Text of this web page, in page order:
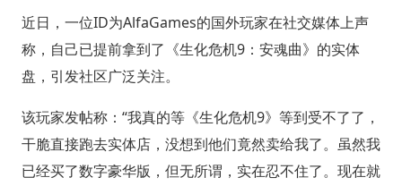
近日，一位ID为AlfaGames的国外玩家在社交媒体上声
称，自己已提前拿到了《生化危机9：安魂曲》的实体
盘，引发社区广泛关注。
该玩家发帖称：“我真的等《生化危机9》等到受不了了，
干脆直接跑去实体店，没想到他们竟然卖给我了。虽然我
已经买了数字豪华版，但无所谓，实在忍不住了。现在就